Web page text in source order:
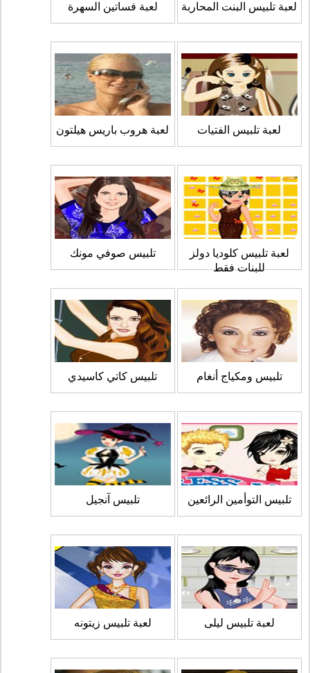
لعبة تلبيس البنت المحاربة لعبة فساتين السهرة
لعبة تلبيس الفتيات لعبة هروب باريس هيلتون
لعبة تلبيس كلوديا دولز
للبنات فقط
تلبيس صوفي مونك
تلبيس ومكياج أنغام تلبيس كاتي كاسيدي
تلبيس التوأمين الرائعين تلبيس آنجيل
لعبة تلبيس ليلى لعبة تلبيس زيتونه